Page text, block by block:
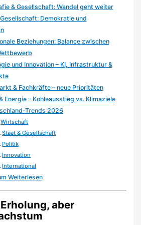
& Gesellschaft: Wandel geht weiter
Demokratie und
Beziehungen: Balance zwischen
und Innovation – KI, Infrastruktur &
& Fachkräfte – neue Prioritäten
Energie – Kohleausstieg vs. Klimaziele
Trends 2026
Wirtschaft
Staat & Gesellschaft
Politik
Innovation
International
Weiterlesen
aber